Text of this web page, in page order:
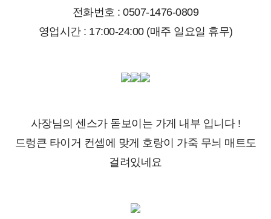
전화번호 : 0507-1476-0809
영업시간 : 17:00-24:00 (매주 일요일 휴무)
사장님의 센스가 돋보이는 가게 내부 입니다 !
드렁큰 타이거 컨셉에 맞게 호랑이 가죽 무늬 매트도
걸려있네요